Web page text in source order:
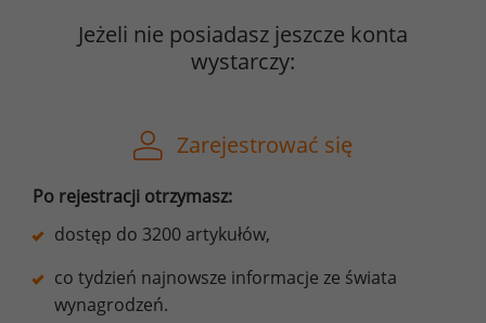
Jeżeli nie posiadasz jeszcze konta
wystarczy:
Zarejestrować się
Po rejestracji otrzymasz:
dostęp do 3200 artykułów,
co tydzień najnowsze informacje ze świata
wynagrodzeń.